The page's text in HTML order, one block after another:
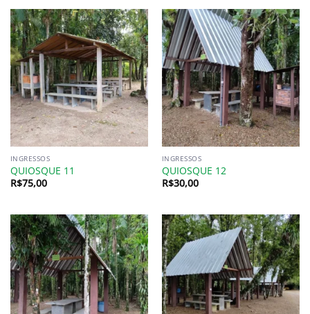
INGRESSOS
QUIOSQUE 11
R$75,00
INGRESSOS
QUIOSQUE 12
R$30,00